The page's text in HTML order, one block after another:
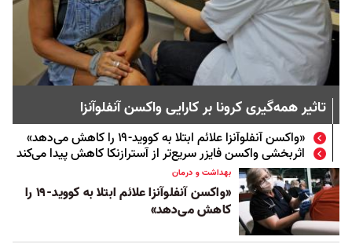
تاثیر همه‌گیری کرونا بر کارایی واکسن آنفلوآنزا
«واکسن آنفلوآنزا علائم ابتلا به کووید-۱۹ را کاهش می‌دهد»
اثربخشی واکسن فایزر سریع‌تر از آسترازنکا کاهش پیدا می‌کند
بهداشت و درمان
«واکسن آنفلوآنزا علائم ابتلا به کووید-۱۹ را
کاهش می‌دهد»